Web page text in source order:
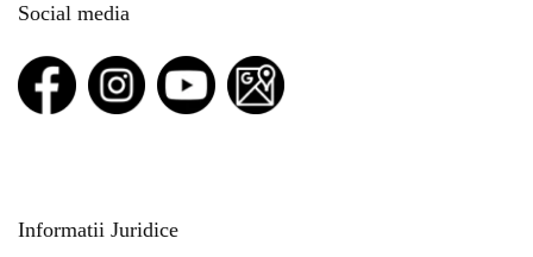
Social media
Informatii Juridice